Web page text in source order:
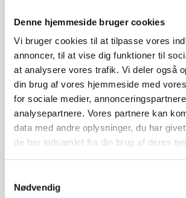
Denne hjemmeside bruger cookies
Vi bruger cookies til at tilpasse vores
annoncer, til at vise dig funktioner til
at analysere vores trafik. Vi deler også
din brug af vores hjemmeside med
for sociale medier,
analysepartnere. Vores partnere kan
data med andre oplysninger, du har
de har indsamlet fra din brug af deres
Nødvendig
Specifikationer
Længde: 30 cm
Bredde: 9 cm
Højde: 8 cm
Relaterede varer